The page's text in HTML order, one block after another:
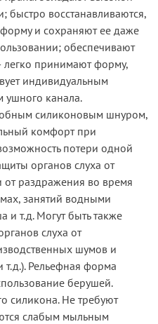
быстро восстанавливаются,
и сохраняют ее даже
обеспечивают
принимают форму,
индивидуальным
ушного канала.
силиконовым шнуром,
комфорт при
потери одной
органов слуха от
раздражения во время
занятий водными
и т.д. Могут быть также
слуха от
шумов и
т.д.). Рельефная форма
берушей.
силикона. Не требуют
слабым мыльным